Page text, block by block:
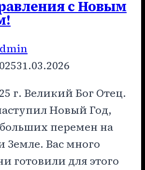
с Новым
31.03.2026
г. Великий Бог Отец.
Новый Год,
перемен на
Земле. Вас много
готовили для этого